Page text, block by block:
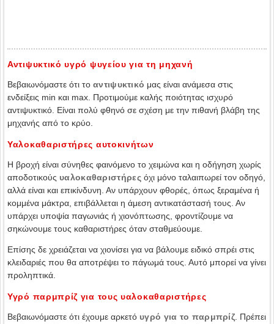
Αντιψυκτικό υγρό ψυγείου για τη μηχανή
Βεβαιωνόμαστε ότι το αντιψυκτικό μας είναι ανάμεσα στις
ενδείξεις min και max. Προτιμούμε καλής ποιότητας ισχυρό
αντιψυκτικό. Είναι πολύ φθηνό σε σχέση με την πιθανή βλάβη της
μηχανής από το κρύο.
Υαλοκαθαριστήρες αυτοκινήτων
Η βροχή είναι σύνηθες φαινόμενο το χειμώνα και η οδήγηση χωρίς
αποδοτικούς υαλοκαθαριστήρεςόχι μόνο ταλαιπωρεί τον οδηγό,
αλλά είναι και επικίνδυνη. Αν υπάρχουν φθορές, όπως ξεραμένα ή
κομμένα μάκτρα, επιβάλλεται η άμεση αντικατάστασή τους. Αν
υπάρχει υποψία παγωνιάς ή χιονόπτωσης, φροντίζουμε να
σηκώνουμε τους καθαριστήρες όταν σταθμεύουμε.
Επίσης δε χρειάζεται να χιονίσει για να βάλουμε ειδικό σπρέι στις
κλειδαριές που θα αποτρέψει το πάγωμά τους. Αυτό μπορεί να γίνει
προληπτικά.
Υγρό παρμπρίζ για τους υαλοκαθαριστήρες
Βεβαιωνόμαστε ότι έχουμε αρκετό υγρό για το παρμπρίζ . Πρέπει